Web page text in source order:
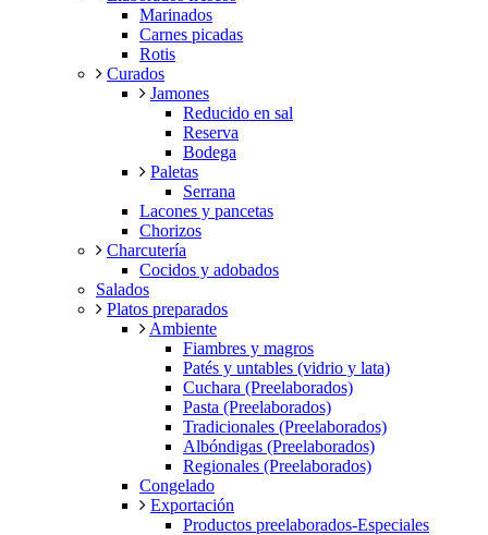
Marinados
Carnes picadas
Rotis
Curados
Jamones
Reducido en sal
Reserva
Bodega
Paletas
Serrana
Lacones y pancetas
Chorizos
Charcutería
Cocidos y adobados
Salados
Platos preparados
Ambiente
Fiambres y magros
Patés y untables (vidrio y lata)
Cuchara (Preelaborados)
Pasta (Preelaborados)
Tradicionales (Preelaborados)
Albóndigas (Preelaborados)
Regionales (Preelaborados)
Congelado
Exportación
Productos preelaborados-Especiales